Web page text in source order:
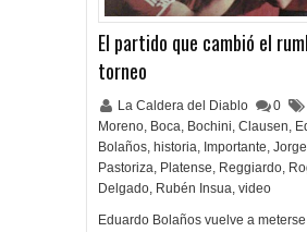
El partido que cambió el
torneo
La Caldera del Diablo 0
Moreno, Boca, Bochini, Clausen,
Bolaños, historia, Importante,
Pastoriza, Platense, Reggiardo,
Delgado, Rubén Insua, video
Eduardo Bolaños vuelve a